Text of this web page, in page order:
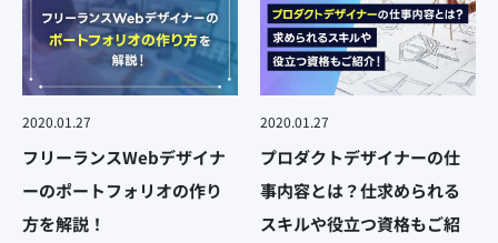
2020.01.27
フリーランスWebデザイナ
ーのポートフォリオの作り
方を解説！
2020.01.27
プロダクトデザイナーの仕
事内容とは？仕求められる
スキルや役立つ資格もご紹